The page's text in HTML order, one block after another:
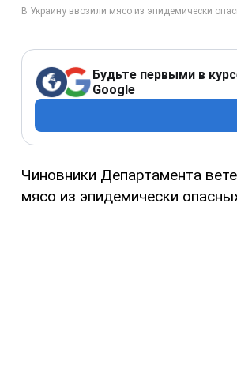
Будьте первыми в
Google
Чиновники Департамента
мясо из эпидемически